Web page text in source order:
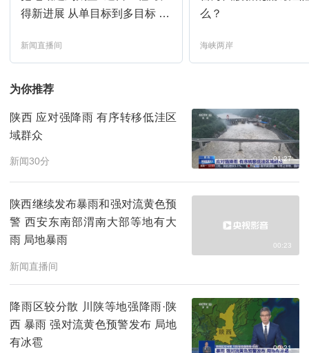
得新进展 从单目标到多目标 突
新闻直播间
么？
海峡两岸
为你推荐
陕西 应对强降雨 有序转移低洼区
域群众
新闻30分 01:27
陕西继续发布暴雨和强对流黄色预
警 西安东南部渭南大部等地有大
雨 局地暴雨
新闻直播间
00:23
降雨区较分散 川陕等地强降雨·陕
西 暴雨 强对流黄色预警发布 局地
有冰雹
00:21